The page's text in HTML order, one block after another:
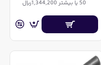
50 یا بیشتر 1,344,200ریال